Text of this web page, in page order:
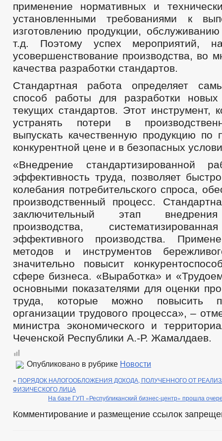
применение нормативных и
установленными требованиями к
изготовлению продукции,
т.д. Поэтому успех мероприятий,
усовершенствование производства, во
качества разработки стандартов.
Стандартная работа определяет
способ работы для разработки
текущих стандартов. Этот инструмент,
устранять потери в
выпускать качественную продукцию по
конкурентной цене и в безопасных
«Внедрение стандартизированной
эффективность труда, позволяет
колебания потребительского спроса,
производственный процесс.
заключительный этап
производства,
эффективного производства.
методов и инструментов
значительно повысит
сфере бизнеса. «Выработка» и
основными показателями для оценки
труда, которые можно повысить
организации трудового процесса», –
министра экономического и
Чеченской Республики А.-Р. Жамалдаев.
Опубликовано в рубрике Новости
« ПОРЯДОК НАЛОГООБЛОЖЕНИЯ ДОХОДА, ПОЛУЧЕННОГО ОТ
ФИЗИЧЕСКОГО ЛИЦА
На базе ГУП «Республиканский бизнес-центр» прошла
Комментирование и размещение ссылок